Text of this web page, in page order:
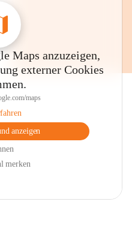
Maps anzuzeigen,
externer Cookies
maps
anzeigen
merken